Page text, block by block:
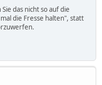
das nicht so auf die
die Fresse halten", statt